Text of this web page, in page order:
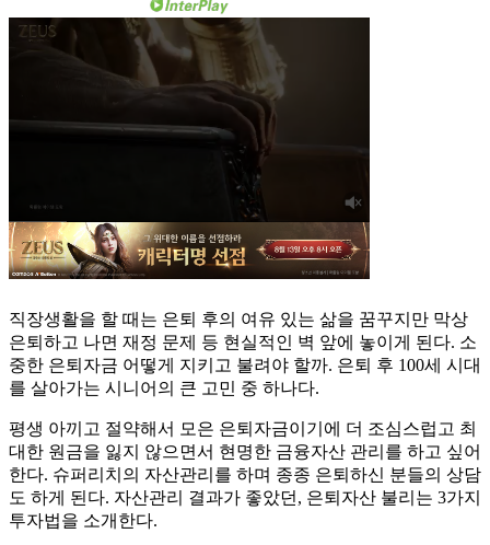
직장생활을 할 때는 은퇴 후의 여유 있는 삶을 꿈꾸지만 막상
은퇴하고 나면 재정 문제 등 현실적인 벽 앞에 놓이게 된다. 소
중한 은퇴자금 어떻게 지키고 불려야 할까. 은퇴 후 100세 시대
를 살아가는 시니어의 큰 고민 중 하나다.
평생 아끼고 절약해서 모은 은퇴자금이기에 더 조심스럽고 최
대한 원금을 잃지 않으면서 현명한 금융자산 관리를 하고 싶어
한다. 슈퍼리치의 자산관리를 하며 종종 은퇴하신 분들의 상담
도 하게 된다. 자산관리 결과가 좋았던, 은퇴자산 불리는 3가지
투자법을 소개한다.